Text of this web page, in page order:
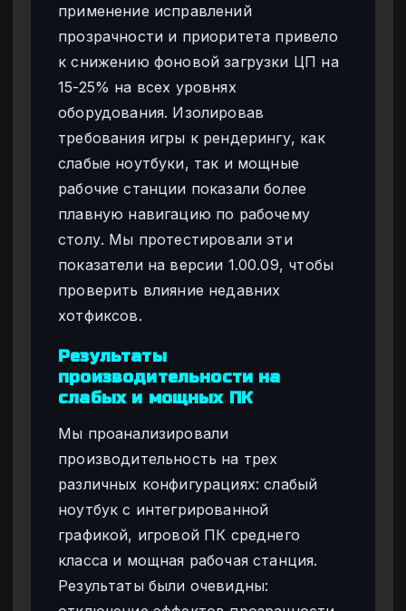
применение исправлений
прозрачности и приоритета привело
к снижению фоновой загрузки ЦП на
15-25% на всех уровнях
оборудования. Изолировав
требования игры к рендерингу, как
слабые ноутбуки, так и мощные
рабочие станции показали более
плавную навигацию по рабочему
столу. Мы протестировали эти
показатели на версии 1.00.09, чтобы
проверить влияние недавних
хотфиксов.
Результаты
производительности на
слабых и мощных ПК
Мы проанализировали
производительность на трех
различных конфигурациях: слабый
ноутбук с интегрированной
графикой, игровой ПК среднего
класса и мощная рабочая станция.
Результаты были очевидны: